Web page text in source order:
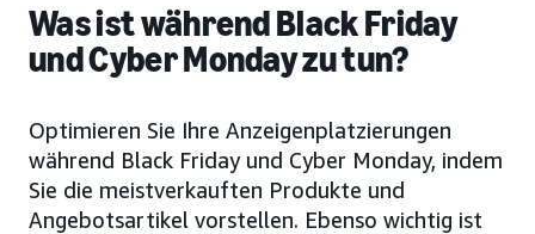
Was ist während Black Friday
und Cyber Monday zu tun?
Optimieren Sie Ihre Anzeigenplatzierungen
während Black Friday und Cyber Monday, indem
Sie die meistverkauften Produkte und
Angebotsartikel vorstellen. Ebenso wichtig ist